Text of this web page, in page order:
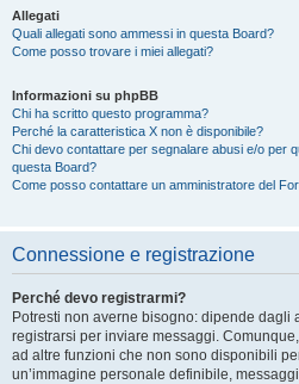
Allegati
Quali allegati sono ammessi in questa Board?
Come posso trovare i miei allegati?
Informazioni su phpBB
Chi ha scritto questo programma?
Perché la caratteristica X non è disponibile?
Chi devo contattare per segnalare abusi e/o per
questa Board?
Come posso contattare un amministratore del
Connessione e registrazione
Perché devo registrarmi?
Potresti non averne bisogno: dipende dagli
registrarsi per inviare messaggi.
ad altre funzioni che non sono disponibili
un’immagine personale definibile,